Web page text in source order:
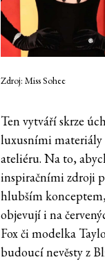
Zdroj: Miss Sohee
Ten vytváří skrze
luxusními materiály
ateliéru. Na to,
inspiračními zdroji
hlubším
objevují i na
Fox či modelka
budoucí nevěsty z